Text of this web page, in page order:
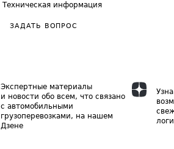
Техническая информация
ЗАДАТЬ ВОПРОС
Экспертные материалы
и новости обо всем, что связано
с автомобильными
грузоперевозками, на нашем
Дзене